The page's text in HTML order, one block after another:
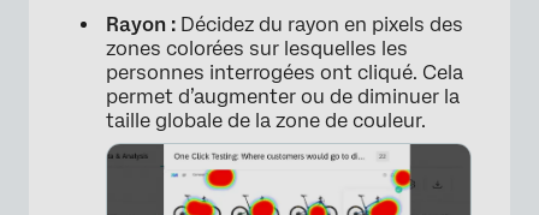
Rayon : Décidez du rayon en pixels des
zones colorées sur lesquelles les
personnes interrogées ont cliqué. Cela
permet d’augmenter ou de diminuer la
taille globale de la zone de couleur.